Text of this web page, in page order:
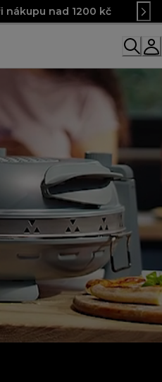
nákupu nad 1200 kč